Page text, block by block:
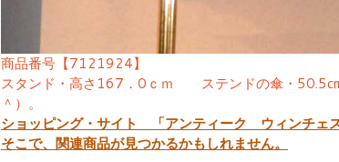
商品番号【7121924】
スタンド・高さ167．0ｃｍ ステンドの傘・50.5cm
＾）。
ショッピング・サイト 「アンティーク ウィンチェ
そこで、関連商品が見つかるかもしれません。